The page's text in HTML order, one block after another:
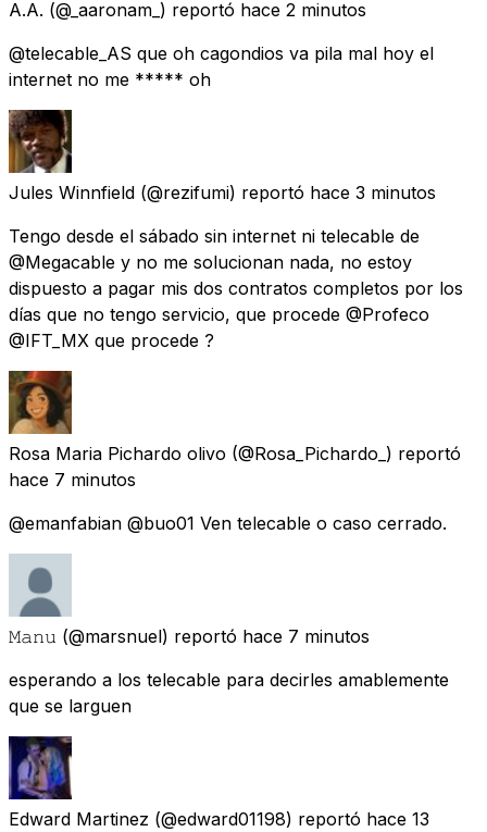
A.A. (@_aaronam_) reportó hace 2 minutos
@telecable_AS que oh cagondios va pila mal hoy el
internet no me ***** oh
Jules Winnfield (@rezifumi) reportó hace 3 minutos
Tengo desde el sábado sin internet ni telecable de
@Megacable y no me solucionan nada, no estoy
dispuesto a pagar mis dos contratos completos por los
días que no tengo servicio, que procede @Profeco
@IFT_MX que procede ?
Rosa Maria Pichardo olivo (@Rosa_Pichardo_) reportó
hace 7 minutos
@emanfabian @buo01 Ven telecable o caso cerrado.
𝙼𝚊𝚗𝚞 (@marsnuel) reportó hace 7 minutos
esperando a los telecable para decirles amablemente
que se larguen
Edward Martinez (@edward01198) reportó hace 13